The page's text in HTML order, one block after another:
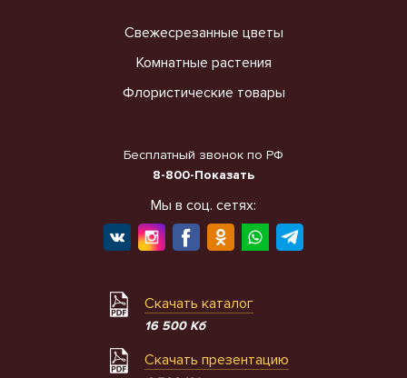
Свежесрезанные цветы
Комнатные растения
Флористические товары
Бесплатный звонок по РФ
8-800-Показать
Мы в соц. сетях:
Скачать каталог
16 500 Кб
Скачать презентацию